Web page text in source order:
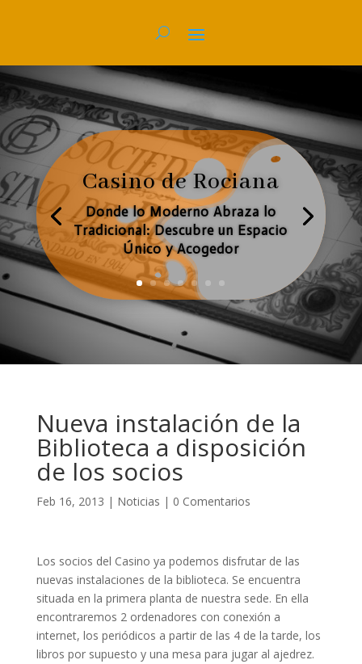
Casino de Rociana
Donde lo Moderno Abraza lo
Tradicional: Descubre un Espacio
Único y Acogedor
Nueva instalación de la
Biblioteca a disposición
de los socios
Feb 16, 2013 | Noticias | 0 Comentarios
Los socios del Casino ya podemos disfrutar de las
nuevas instalaciones de la biblioteca. Se encuentra
situada en la primera planta de nuestra sede. En ella
encontraremos 2 ordenadores con conexión a
internet, los periódicos a partir de las 4 de la tarde, los
libros por supuesto y una mesa para jugar al ajedrez.